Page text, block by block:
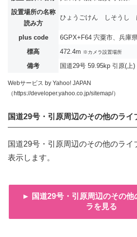
設置場所の名称
読み方
ひょうごけん しそうし
plus code
6GPX+F64 宍粟市、兵庫
標高
472.4m ※カメラ設置場所
備考 国道29号 59.95kp 引原(上)
Webサービス by Yahoo! JAPAN
（https://developer.yahoo.co.jp/sitemap/）
国道29号・引原周辺のその他のライ
国道29号・引原周辺のその他のライ
表示します。
► 国道29号・引原周辺のその他
ラを見る